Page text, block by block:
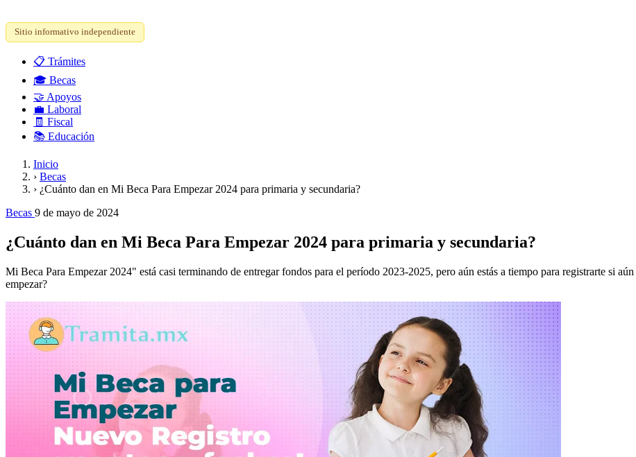
Sitio informativo independiente
📋 Trámites
🎓 Becas
🤝 Apoyos
💼 Laboral
🧾 Fiscal
📚 Educación
Inicio
› Becas
› ¿Cuánto dan en Mi Beca Para Empezar 2024 para primaria y secundaria?
Becas 9 de mayo de 2024
¿Cuánto dan en Mi Beca Para Empezar 2024 para primaria y secundaria?
Mi Beca Para Empezar 2024" está casi terminando de entregar fondos para el período 2023-2025, pero aún estás a tiempo para registrarte si
empezar?